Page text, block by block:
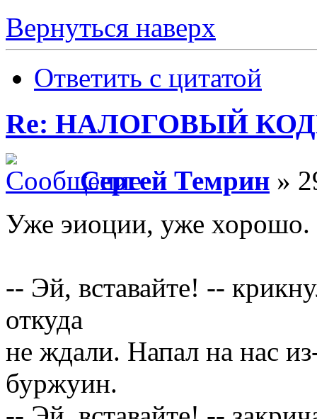
Вернуться наверх
Ответить с цитатой
Re: НАЛОГОВЫЙ
Сергей Темрин »
Уже эиоции, уже хорошо.
-- Эй, вставайте! --
откуда
не ждали. Напал на нас
буржуин.